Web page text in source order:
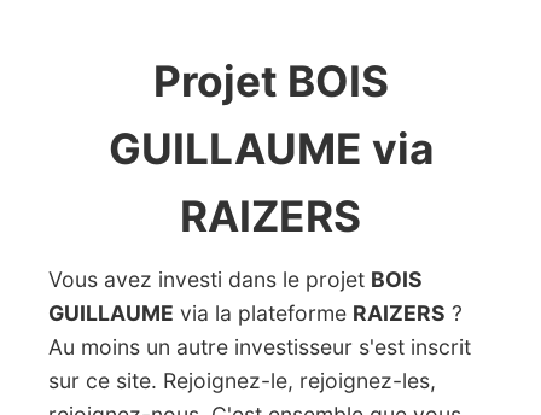
Projet BOIS
GUILLAUME via
RAIZERS
Vous avez investi dans le projet BOIS
GUILLAUME via la plateforme RAIZERS ?
Au moins un autre investisseur s'est inscrit
sur ce site. Rejoignez-le, rejoignez-les,